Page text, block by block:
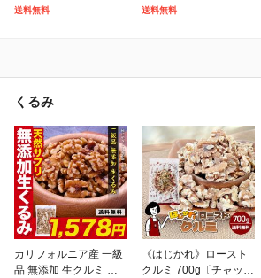
無油 ナッツ 食塩不使用
送料無料
送料無料
くるみ
カリフォルニア産 一級
品 無添加 生クルミ 大
《はじかれ》ロースト
クルミ 700g〔チャック